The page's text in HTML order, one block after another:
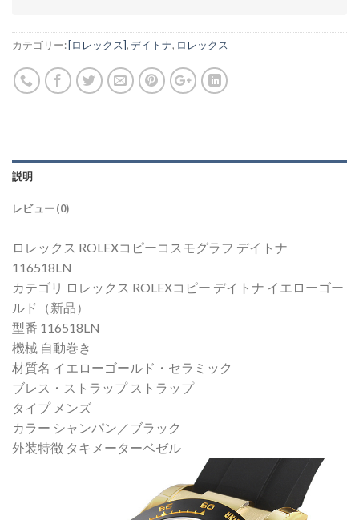
カテゴリー: [ロレックス],デイトナ, ロレックス
説明
レビュー (0)
ロレックス ROLEXコピーコスモグラフ デイトナ
116518LN
カテゴリ ロレックス ROLEXコピー デイトナ イエローゴー
ルド（新品）
型番 116518LN
機械 自動巻き
材質名 イエローゴールド・セラミック
ブレス・ストラップ ストラップ
タイプ メンズ
カラー シャンパン／ブラック
外装特徴 タキメーターベゼル